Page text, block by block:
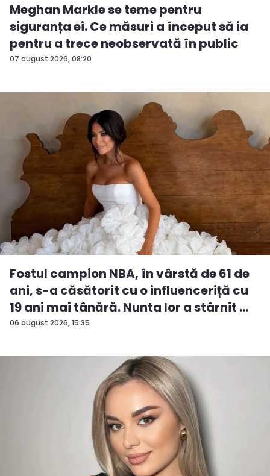
07 august 2026, 08:20
Meghan Markle se teme pentru
siguranța ei. Ce măsuri a început să ia
pentru a trece neobservată în public
06 august 2026, 15:35
Fostul campion NBA, în vârstă de 61 de
ani, s-a căsătorit cu o influenceriță cu
19 ani mai tânără. Nunta lor a stârnit ...